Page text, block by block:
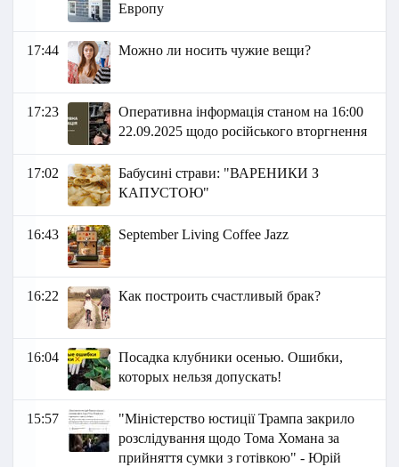
Европу
17:44 Можно ли носить чужие вещи?
17:23
Оперативна інформація станом на 16:00
22.09.2025 щодо російського вторгнення
17:02
Бабусині страви: "ВАРЕНИКИ З
КАПУСТОЮ"
16:43 September Living Coffee Jazz
16:22 Как построить счастливый брак?
16:04
Посадка клубники осенью. Ошибки,
которых нельзя допускать!
15:57
"Міністерство юстиції Трампа закрило
розслідування щодо Тома Хомана за
прийняття сумки з готівкою" - Юрій